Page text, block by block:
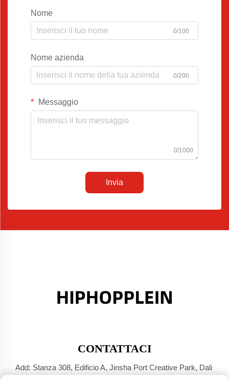
Nome
0/100
Nome azienda
0/200
Messaggio
0/1000
Invia
CONTATTACI
Add: Stanza 308, Edificio A, Jinsha Port Creative Park, Dali